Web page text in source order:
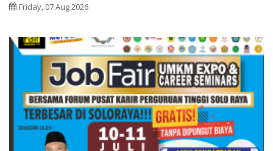
Friday, 07 Aug 2026